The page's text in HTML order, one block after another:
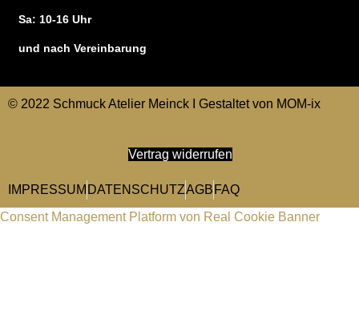
Sa: 10-16 Uhr
und nach Vereinbarung
© 2022 Schmuck Atelier Meinck I Gestaltet von MOM-ix
Vertrag widerrufen
IMPRESSUM DATENSCHUTZAGB FAQ
Consent Management Platform von Real Cookie Banner